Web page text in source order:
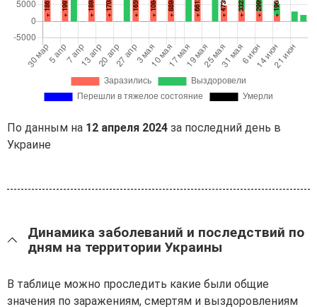
По данным на 12 апреля 2024 за последний день в
Украине
Динамика заболеваний и последствий по
дням на территории Украины
В таблице можно проследить какие были общие
значения по заражениям, смертям и выздоровлениям